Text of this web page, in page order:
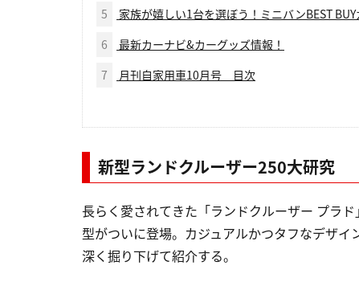
5
家族が嬉しい1台を選ぼう！ミニバンBEST BUY
6
最新カーナビ&カーグッズ情報！
7
月刊自家用車10月号 目次
新型ランドクルーザー250大研究
長らく愛されてきた「ランドクルーザー プラ
型がついに登場。カジュアルかつタフなデザ
深く掘り下げて紹介する。